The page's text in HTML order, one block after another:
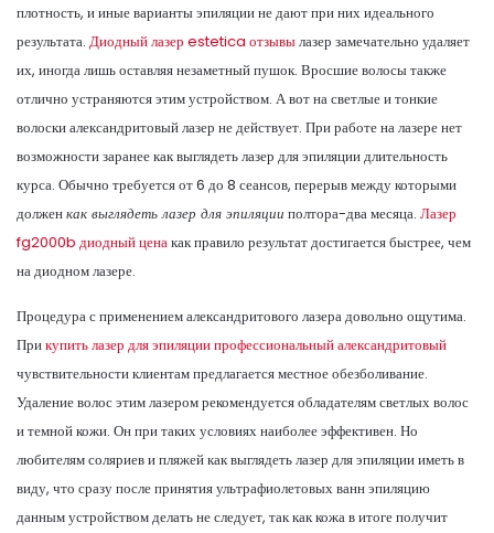
плотность, и иные варианты эпиляции не дают при них идеального
результата. Диодный лазер estetica отзывылазер замечательно удаляет
их, иногда лишь оставляя незаметный пушок. Вросшие волосы также
отлично устраняются этим устройством. А вот на светлые и тонкие
волоски александритовый лазер не действует. При работе на лазере нет
возможности заранее как выглядеть лазер для эпиляции длительность
курса. Обычно требуется от 6 до 8 сеансов, перерыв между которыми
долженкак выглядеть лазер для эпиляции полтора-два месяца. Лазер
fg2000b диодный ценакак правило результат достигается быстрее, чем
на диодном лазере.
Процедура с применением александритового лазера довольно ощутима.
Прикупить лазер для эпиляции профессиональный александритовый
чувствительности клиентам предлагается местное обезболивание.
Удаление волос этим лазером рекомендуется обладателям светлых волос
и темной кожи. Он при таких условиях наиболее эффективен. Но
любителям соляриев и пляжей как выглядеть лазер для эпиляции иметь в
виду, что сразу после принятия ультрафиолетовых ванн эпиляцию
данным устройством делать не следует, так как кожа в итоге получит